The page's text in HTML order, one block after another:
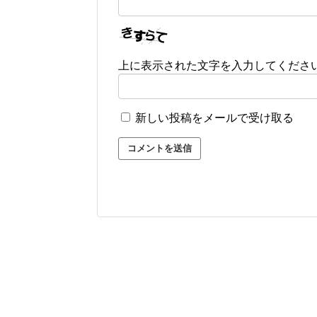
上に表示された文字を入力してくださ
新しい投稿をメールで受け取る